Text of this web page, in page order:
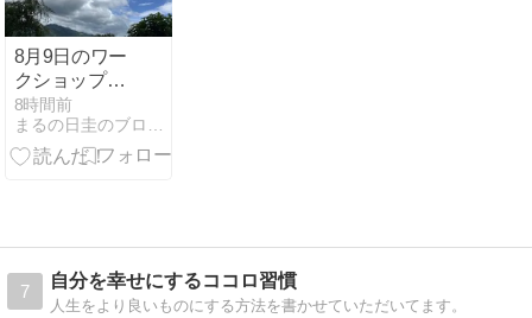
8月9日のワー
クショップ内
容のご案内
と、見えない
世界を感じる
8時間前
まるの日圭のブログ 【よろずスピリチュアル】
7
自分を幸せにするココロ習慣
人生をより良いものにする方法を書かせていただいてます。